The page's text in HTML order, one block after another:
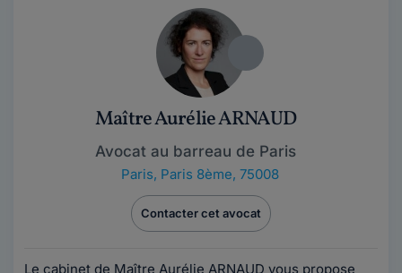
Maître Aurélie ARNAUD
Avocat au barreau de Paris
Paris, Paris 8ème, 75008
Contacter cet avocat
Le cabinet de Maître Aurélie ARNAUD vous propose